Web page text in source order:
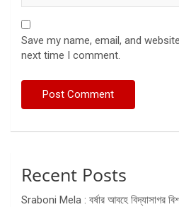
Save my name, email, and
next time I comment.
Recent Posts
Sraboni Mela : বর্ষার আবহে বিদ্যাসাগর